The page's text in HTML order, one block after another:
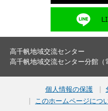
高千帆地域交流センター （
高千帆地域交流センター分館（
個人情報の保護
このホームページにつ